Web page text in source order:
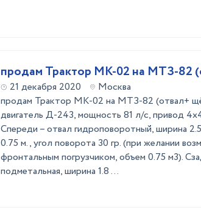
продам Трактор МК-02 на МТЗ-82
21 декабря 2020
Москва
продам Трактор МК-02 на МТЗ-82 (отвал+
двигатель Д-243, мощность 81 л/с, привод
Спереди – отвал гидроповоротный, ширина
0.75 м., угол поворота 30 гр. (при желании
фронтальным погрузчиком, объем 0.75 м3).
подметальная, ширина 1.8 ...